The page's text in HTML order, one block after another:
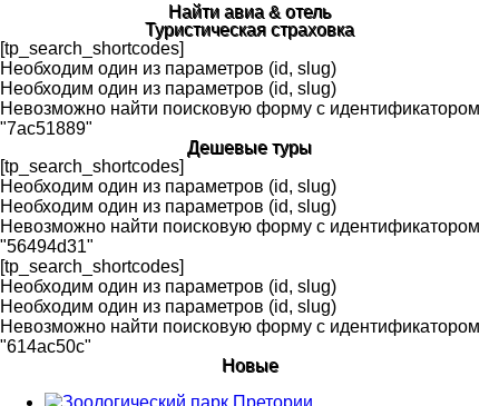
Найти авиа & отель
Туристическая страховка
[tp_search_shortcodes]
Необходим один из параметров (id, slug)
Необходим один из параметров (id, slug)
Невозможно найти поисковую форму с идентификатором
"7ac51889"
Дешевые туры
[tp_search_shortcodes]
Необходим один из параметров (id, slug)
Необходим один из параметров (id, slug)
Невозможно найти поисковую форму с идентификатором
"56494d31"
[tp_search_shortcodes]
Необходим один из параметров (id, slug)
Необходим один из параметров (id, slug)
Невозможно найти поисковую форму с идентификатором
"614ac50c"
Новые